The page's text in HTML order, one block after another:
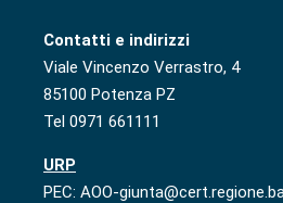
Contatti e indirizzi
Viale Vincenzo Verrastro, 4
85100 Potenza PZ
Tel 0971 661111
URP
PEC: AOO-